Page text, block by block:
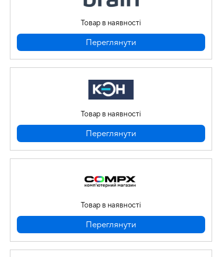
Товар в наявності
Переглянути
Товар в наявності
Переглянути
Товар в наявності
Переглянути